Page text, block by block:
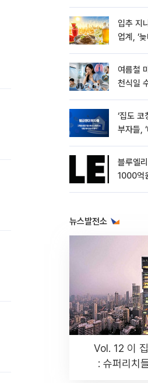
입추 지
업계, ‘
여름철
천식일
‘집도 코
부자들,
블루엘
1000억
뉴스발전소
Vol. 12 이
: 슈퍼리치